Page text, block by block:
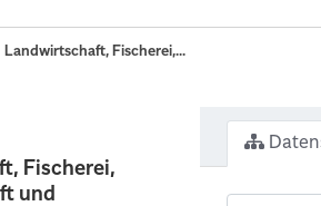
Landwirtschaft, Fischerei,...
Fischerei,
und